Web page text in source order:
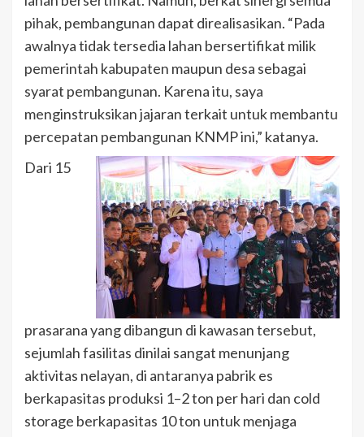
pihak, pembangunan dapat direalisasikan. “Pada
awalnya tidak tersedia lahan bersertifikat milik
pemerintah kabupaten maupun desa sebagai
syarat pembangunan. Karena itu, saya
menginstruksikan jajaran terkait untuk membantu
percepatan pembangunan KNMP ini,” katanya.
Dari 15
prasarana yang dibangun di kawasan tersebut,
sejumlah fasilitas dinilai sangat menunjang
aktivitas nelayan, di antaranya pabrik es
berkapasitas produksi 1–2 ton per hari dan cold
storage berkapasitas 10 ton untuk menjaga